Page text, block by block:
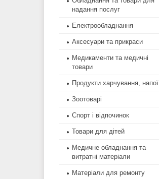
надання послуг
Електрообладнання
Аксесуари та прикраси
Медикаменти та медичні
товари
Продукти харчування, напої
Зоотоварі
Спорт і відпочинок
Товари для дітей
Медичне обладнання та
витратні матеріали
Матеріали для ремонту